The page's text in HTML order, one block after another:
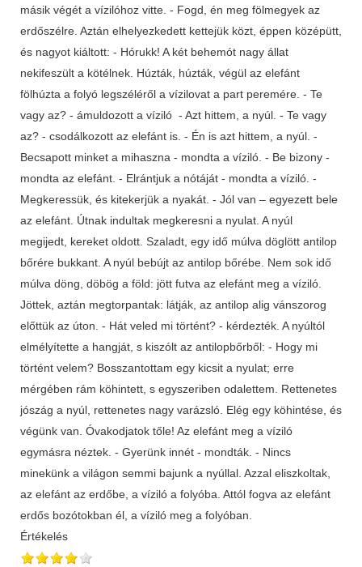
másik végét a vízilóhoz vitte. - Fogd, én meg fölmegyek az
erdőszélre. Aztán elhelyezkedett kettejük közt, éppen középütt,
és nagyot kiáltott: - Hórukk! A két behemót nagy állat
nekifeszült a kötélnek. Húzták, húzták, végül az elefánt
fölhúzta a folyó legszéléről a vízilovat a part peremére. - Te
vagy az? - ámuldozott a víziló - Azt hittem, a nyúl. - Te vagy
az? - csodálkozott az elefánt is. - Én is azt hittem, a nyúl. -
Becsapott minket a mihaszna - mondta a víziló. - Be bizony -
mondta az elefánt. - Elrántjuk a nótáját - mondta a víziló. -
Megkeressük, és kitekerjük a nyakát. - Jól van – egyezett bele
az elefánt. Útnak indultak megkeresni a nyulat. A nyúl
megijedt, kereket oldott. Szaladt, egy idő múlva döglött antilop
bőrére bukkant. A nyúl bebújt az antilop bőrébe. Nem sok idő
múlva döng, döbög a föld: jött futva az elefánt meg a víziló.
Jöttek, aztán megtorpantak: látják, az antilop alig vánszorog
előttük az úton. - Hát veled mi történt? - kérdezték. A nyúltól
elmélyítette a hangját, s kiszólt az antilopbőrből: - Hogy mi
történt velem? Bosszantottam egy kicsit a nyulat; erre
mérgében rám köhintett, s egyszeriben odalettem. Rettenetes
jószág a nyúl, rettenetes nagy varázsló. Elég egy köhintése, és
végünk van. Óvakodjatok tőle! Az elefánt meg a víziló
egymásra néztek. - Gyerünk innét - mondták. - Nincs
minekünk a világon semmi bajunk a nyúllal. Azzal eliszkoltak,
az elefánt az erdőbe, a víziló a folyóba. Attól fogva az elefánt
erdős bozótokban él, a víziló meg a folyóban.
Értékelés